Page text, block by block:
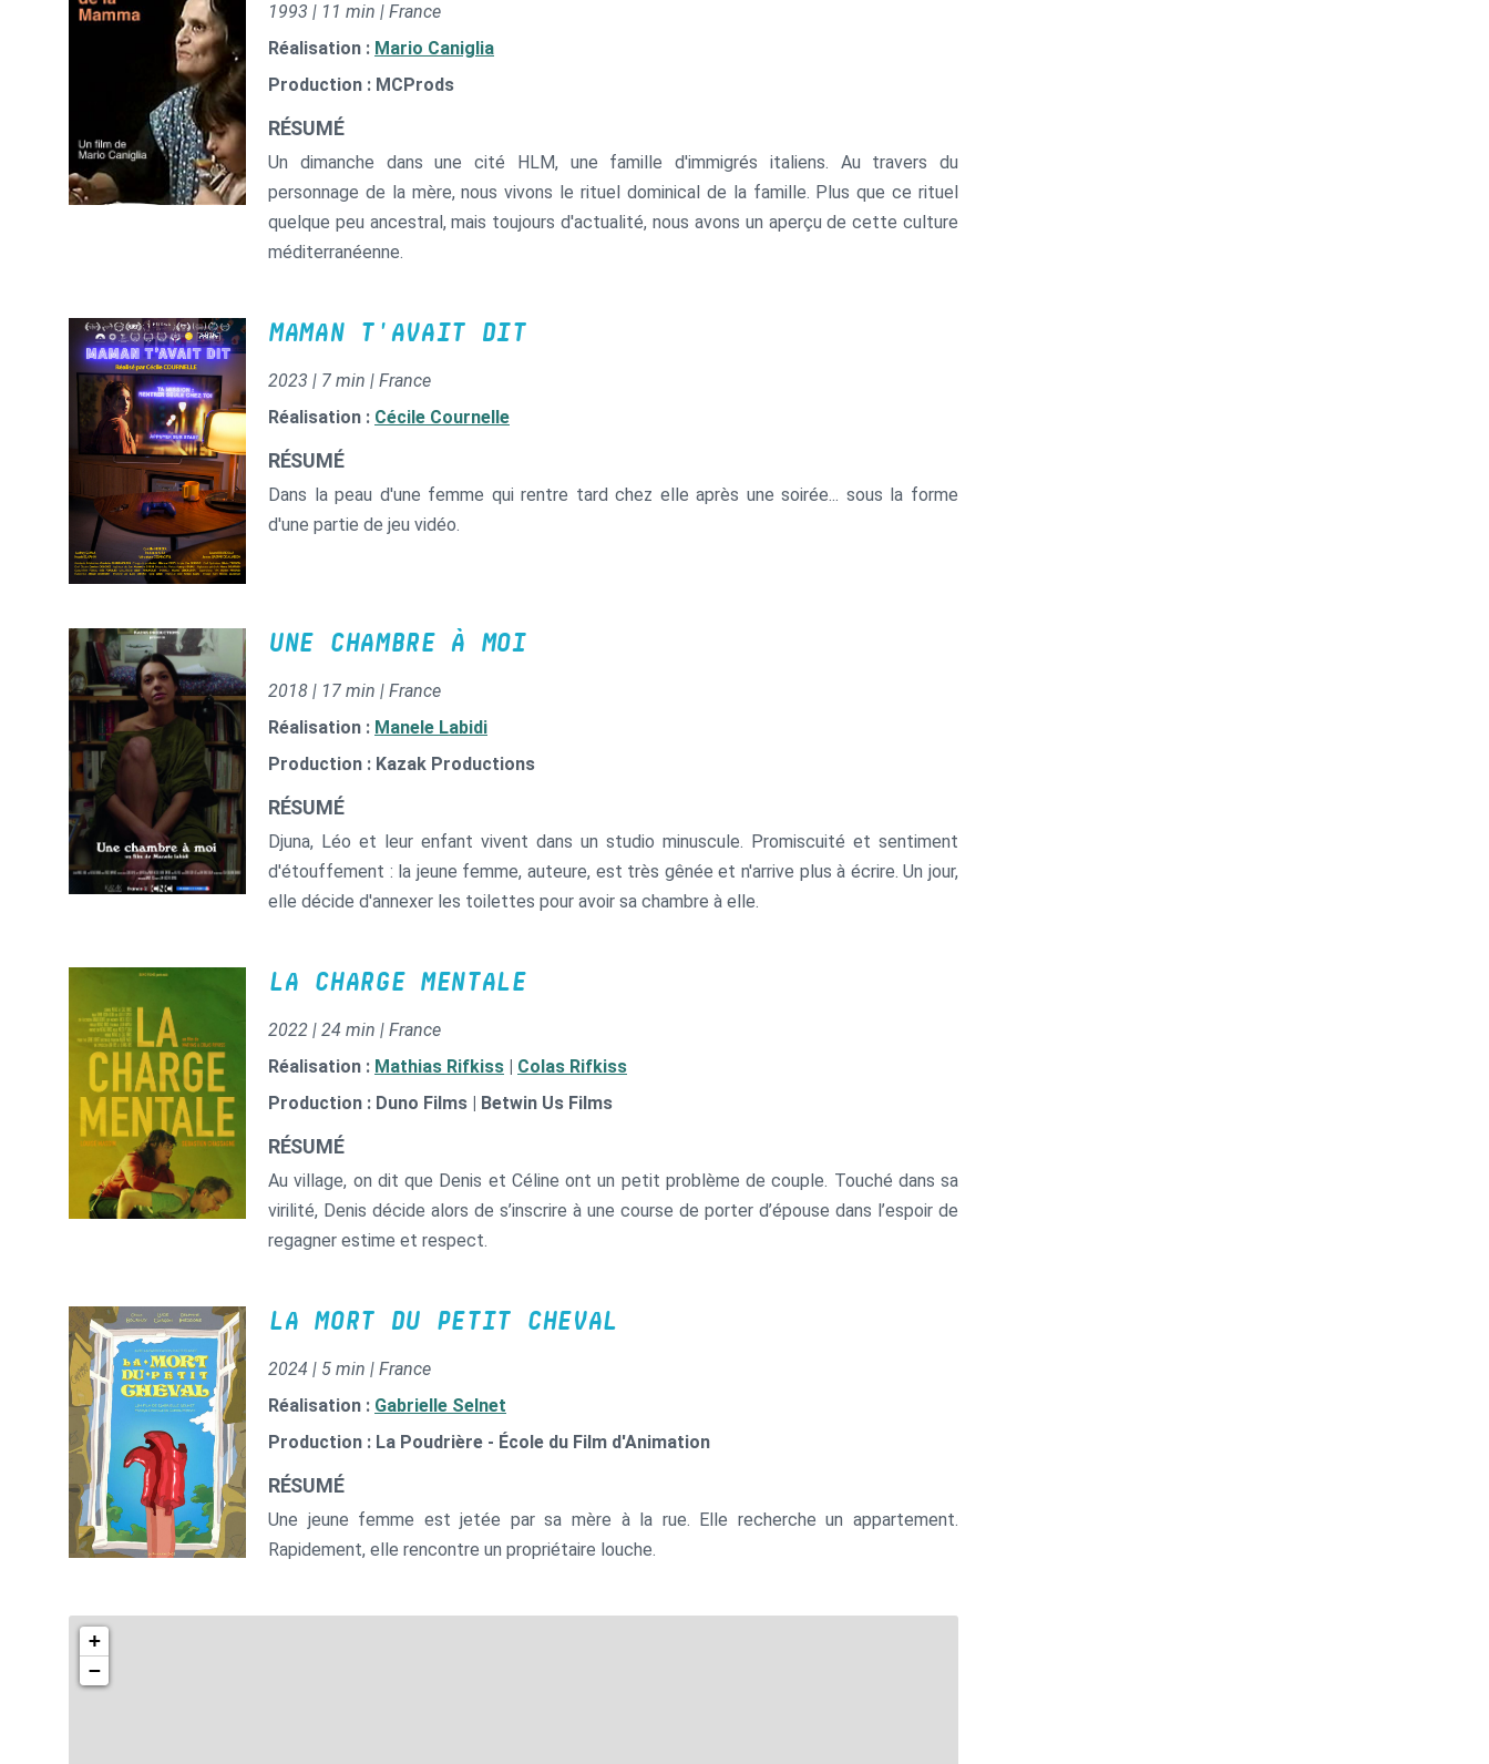
1993 | 11 min | France
Réalisation : Mario Caniglia
Production : MCProds
RÉSUMÉ
Un dimanche dans une cité HLM, une famille d'immigrés italiens. Au travers du
personnage de la mère, nous vivons le rituel dominical de la famille. Plus que ce rituel
quelque peu ancestral, mais toujours d'actualité, nous avons un aperçu de cette culture
méditerranéenne.
MAMAN T'AVAIT DIT
2023 | 7 min | France
Réalisation : Cécile Cournelle
RÉSUMÉ
Dans la peau d'une femme qui rentre tard chez elle après une soirée... sous la forme
d'une partie de jeu vidéo.
UNE CHAMBRE À MOI
2018 | 17 min | France
Réalisation : Manele Labidi
Production : Kazak Productions
RÉSUMÉ
Djuna, Léo et leur enfant vivent dans un studio minuscule. Promiscuité et sentiment
d'étouffement : la jeune femme, auteure, est très gênée et n'arrive plus à écrire. Un jour,
elle décide d'annexer les toilettes pour avoir sa chambre à elle.
LA CHARGE MENTALE
2022 | 24 min | France
Réalisation : Mathias Rifkiss
Colas Rifkiss
Production : Duno Films | Betwin Us Films
RÉSUMÉ
Au village, on dit que Denis et Céline ont un petit problème de couple. Touché dans sa
virilité, Denis décide alors de s’inscrire à une course de porter d’épouse dans l’espoir de
regagner estime et respect.
LA MORT DU PETIT CHEVAL
2024 | 5 min | France
Réalisation : Gabrielle Selnet
Production : La Poudrière - École du Film d'Animation
RÉSUMÉ
Une jeune femme est jetée par sa mère à la rue. Elle recherche un appartement.
Rapidement, elle rencontre un propriétaire louche.
+
−